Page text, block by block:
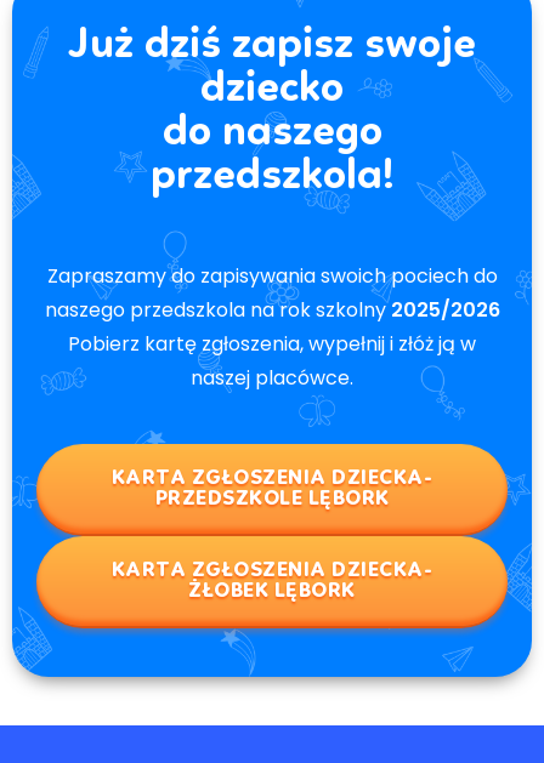
Już dziś zapisz swoje
dziecko
do naszego
przedszkola!
Zapraszamy do zapisywania swoich pociech do
naszego przedszkola na rok szkolny2025/2026
Pobierz kartę zgłoszenia, wypełnij i złóż ją w
naszej placówce.
KARTA ZGŁOSZENIA DZIECKA-
PRZEDSZKOLE LĘBORK
KARTA ZGŁOSZENIA DZIECKA-
ŻŁOBEK LĘBORK